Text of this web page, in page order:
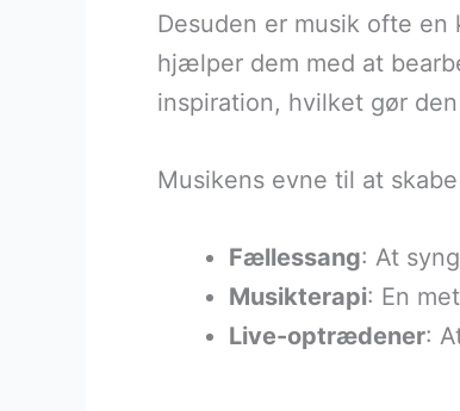
Desuden er musik ofte
hjælper dem med at
inspiration, hvilket gør
Musikens evne til at
Fællessang: At
Musikterapi: En
Live-optrædener: